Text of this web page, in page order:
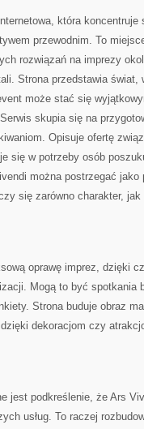
która koncentruje
przewodnim. To
rozwiązań na imprezy
Strona przedstawia świat,
może stać się
skupia się na
Opisuje ofertę
się w potrzeby osób
można postrzegać jako
się zarówno charakter, jak
oprawę imprez, dzięki
Mogą to być spotkania
Strona buduje obraz
dekoracjom czy
jest podkreślenie, że Ars
usług. To raczej